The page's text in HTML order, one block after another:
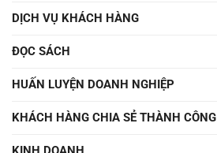
DỊCH VỤ KHÁCH HÀNG
ĐỌC SÁCH
HUẤN LUYỆN DOANH NGHIỆP
KHÁCH HÀNG CHIA SẺ THÀNH CÔNG